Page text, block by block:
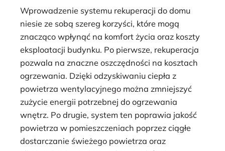
Wprowadzenie systemu rekuperacji do domu
niesie ze sobą szereg korzyści, które mogą
znacząco wpłynąć na komfort życia oraz koszty
eksploatacji budynku. Po pierwsze, rekuperacja
pozwala na znaczne oszczędności na kosztach
ogrzewania. Dzięki odzyskiwaniu ciepła z
powietrza wentylacyjnego można zmniejszyć
zużycie energii potrzebnej do ogrzewania
wnętrz. Po drugie, system ten poprawia jakość
powietrza w pomieszczeniach poprzez ciągłe
dostarczanie świeżego powietrza oraz